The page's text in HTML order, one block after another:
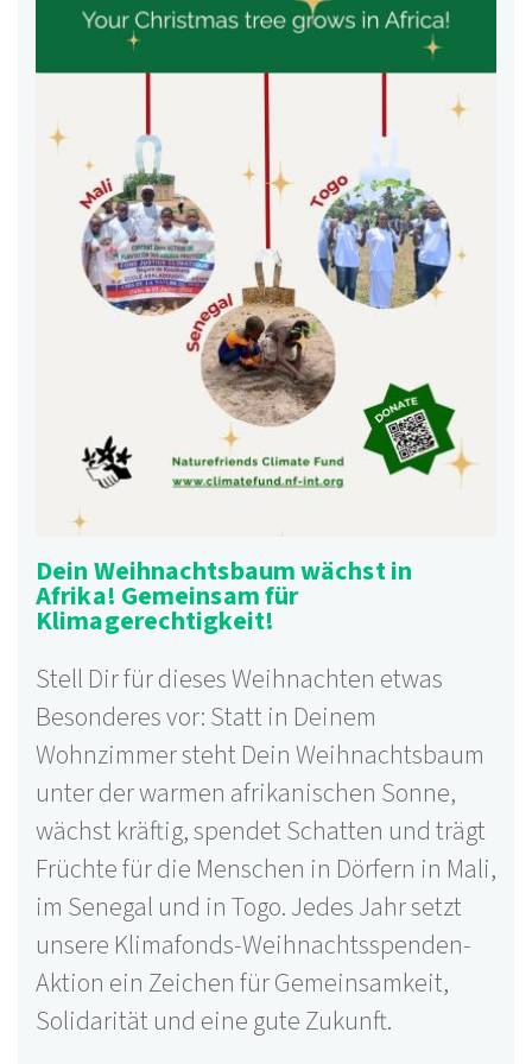
Dein Weihnachtsbaum wächst in
Afrika! Gemeinsam für
Klimagerechtigkeit!
Stell Dir für dieses Weihnachten etwas
Besonderes vor: Statt in Deinem
Wohnzimmer steht Dein Weihnachtsbaum
unter der warmen afrikanischen Sonne,
wächst kräftig, spendet Schatten und trägt
Früchte für die Menschen in Dörfern in Mali,
im Senegal und in Togo. Jedes Jahr setzt
unsere Klimafonds-Weihnachtsspenden-
Aktion ein Zeichen für Gemeinsamkeit,
Solidarität und eine gute Zukunft.